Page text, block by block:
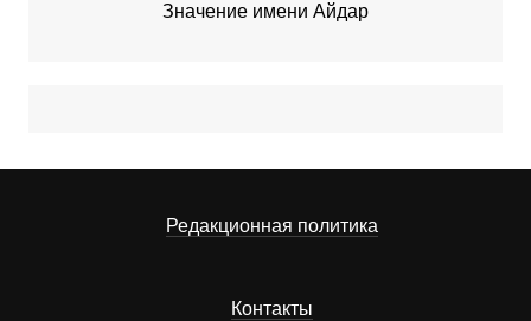
Значение имени Айдар
Редакционная политика
Контакты